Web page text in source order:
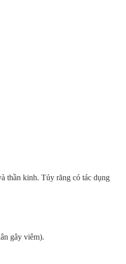
thần kinh. Tủy răng có tác dụng
gây viêm).